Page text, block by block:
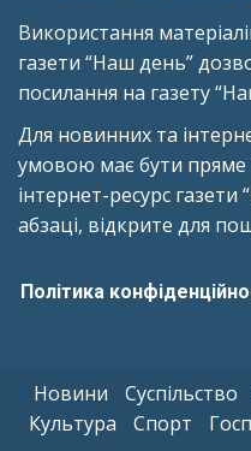
Використання
газети “Наш день”
посилання на газету
Для новинних та
умовою має бути пряме
інтернет-ресурс
абзаці, відкрите для
Політика
Новини Суспільство
Культура
Спорт